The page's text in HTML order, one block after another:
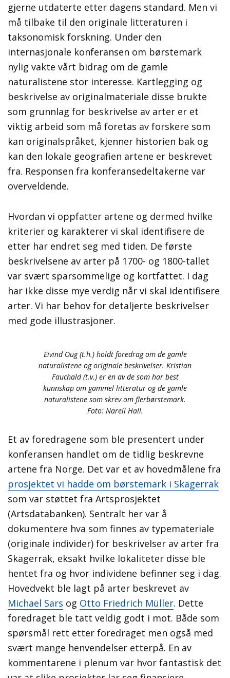
gjerne utdaterte etter dagens standard. Men vi
må tilbake til den originale litteraturen i
taksonomisk forskning. Under den
internasjonale konferansen om børstemark
nylig vakte vårt bidrag om de gamle
naturalistene stor interesse. Kartlegging og
beskrivelse av originalmateriale disse brukte
som grunnlag for beskrivelse av arter er et
viktig arbeid som må foretas av forskere som
kan originalspråket, kjenner historien bak og
kan den lokale geografien artene er beskrevet
fra. Responsen fra konferansedeltakerne var
overveldende.
Hvordan vi oppfatter artene og dermed hvilke
kriterier og karakterer vi skal identifisere de
etter har endret seg med tiden. De første
beskrivelsene av arter på 1700- og 1800-tallet
var svært sparsommelige og kortfattet. I dag
har ikke disse mye verdig når vi skal identifisere
arter. Vi har behov for detaljerte beskrivelser
med gode illustrasjoner.
Eivind Oug (t.h.) holdt foredrag om de gamle
naturalistene og originale beskrivelser. Kristian
Fauchald (t.v.) er en av de som har best
kunnskap om gammel litteratur og de gamle
naturalistene som skrev om flerbørstemark.
Foto: Narell Hall.
Et av foredragene som ble presentert under
konferansen handlet om de tidlig beskrevne
artene fra Norge. Det var et av hovedmålene fra
prosjektet vi hadde om børstemark i Skagerrak
som var støttet fra Artsprosjektet
(Artsdatabanken). Sentralt her var å
dokumentere hva som finnes av typemateriale
(originale individer) for beskrivelser av arter fra
Skagerrak, eksakt hvilke lokaliteter disse ble
hentet fra og hvor individene befinner seg i dag.
Hovedvekt ble lagt på arter beskrevet av
Michael Sars og Otto Friedrich Müller. Dette
foredraget ble tatt veldig godt i mot. Både som
spørsmål rett etter foredraget men også med
svært mange henvendelser etterpå. En av
kommentarene i plenum var hvor fantastisk det